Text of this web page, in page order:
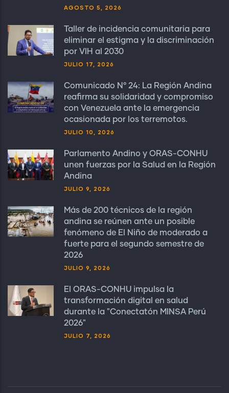
AGOSTO 5, 2026
Taller de incidencia comunitaria para
eliminar el estigma y la discriminación
por VIH al 2030
JULIO 17, 2026
Comunicado N° 24: La Región Andina
reafirma su solidaridad y compromiso
con Venezuela ante la emergencia
ocasionada por los terremotos.
JULIO 10, 2026
Parlamento Andino y ORAS-CONHU
unen fuerzas por la Salud en la Región
Andina
JULIO 9, 2026
Más de 200 técnicos de la región
andina se reúnen ante un posible
fenómeno de El Niño de moderado a
fuerte para el segundo semestre de
2026
JULIO 9, 2026
El ORAS-CONHU impulsa la
transformación digital en salud
durante la "Conectatón MINSA Perú
2026"
JULIO 7, 2026